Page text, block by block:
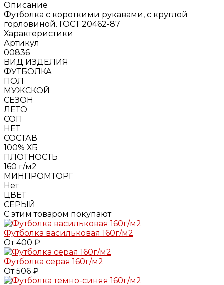
Описание
Футболка с короткими рукавами, с круглой
горловиной. ГОСТ 20462-87
Характеристики
Артикул
00836
BИД ИЗДЕЛИЯ
ФУТБОЛКА
ПОЛ
МУЖСКОЙ
СЕЗОН
ЛЕТО
СОП
НЕТ
СОСТАВ
100% ХБ
ПЛОТНОСТЬ
160 г/м2
МИНПРОМТОРГ
Нет
ЦВЕТ
СЕРЫЙ
С этим товаром покупают
Футболка васильковая 160г/м2
От 400 ₽
Футболка серая 160г/м2
От 506 ₽